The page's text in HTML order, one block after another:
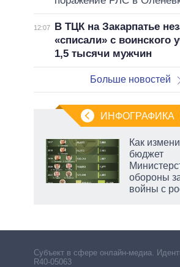
12:07
В ТЦК на Закарпатье
«списали» с воинского
1,5 тысячи мужчин
Больше новостей
ИНФОГРАФИКА
Как
бюджет
обороны
войны с
Субъект в сфере онлайн-медиа.
R40-05063